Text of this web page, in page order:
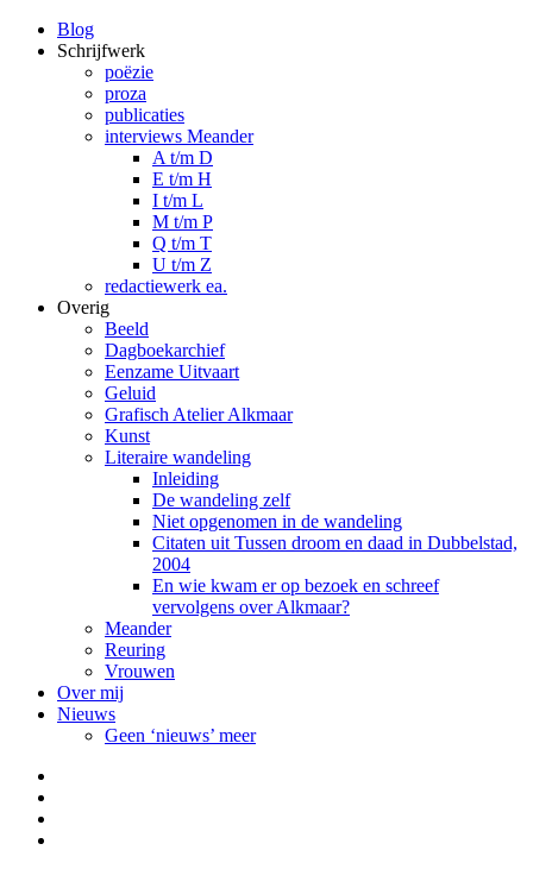
Blog
Schrijfwerk
poëzie
proza
publicaties
interviews Meander
A t/m D
E t/m H
I t/m L
M t/m P
Q t/m T
U t/m Z
redactiewerk ea.
Overig
Beeld
Dagboekarchief
Eenzame Uitvaart
Geluid
Grafisch Atelier Alkmaar
Kunst
Literaire wandeling
Inleiding
De wandeling zelf
Niet opgenomen in de wandeling
Citaten uit Tussen droom en daad in Dubbelstad,
2004
En wie kwam er op bezoek en schreef
vervolgens over Alkmaar?
Meander
Reuring
Vrouwen
Over mij
Nieuws
Geen ‘nieuws’ meer